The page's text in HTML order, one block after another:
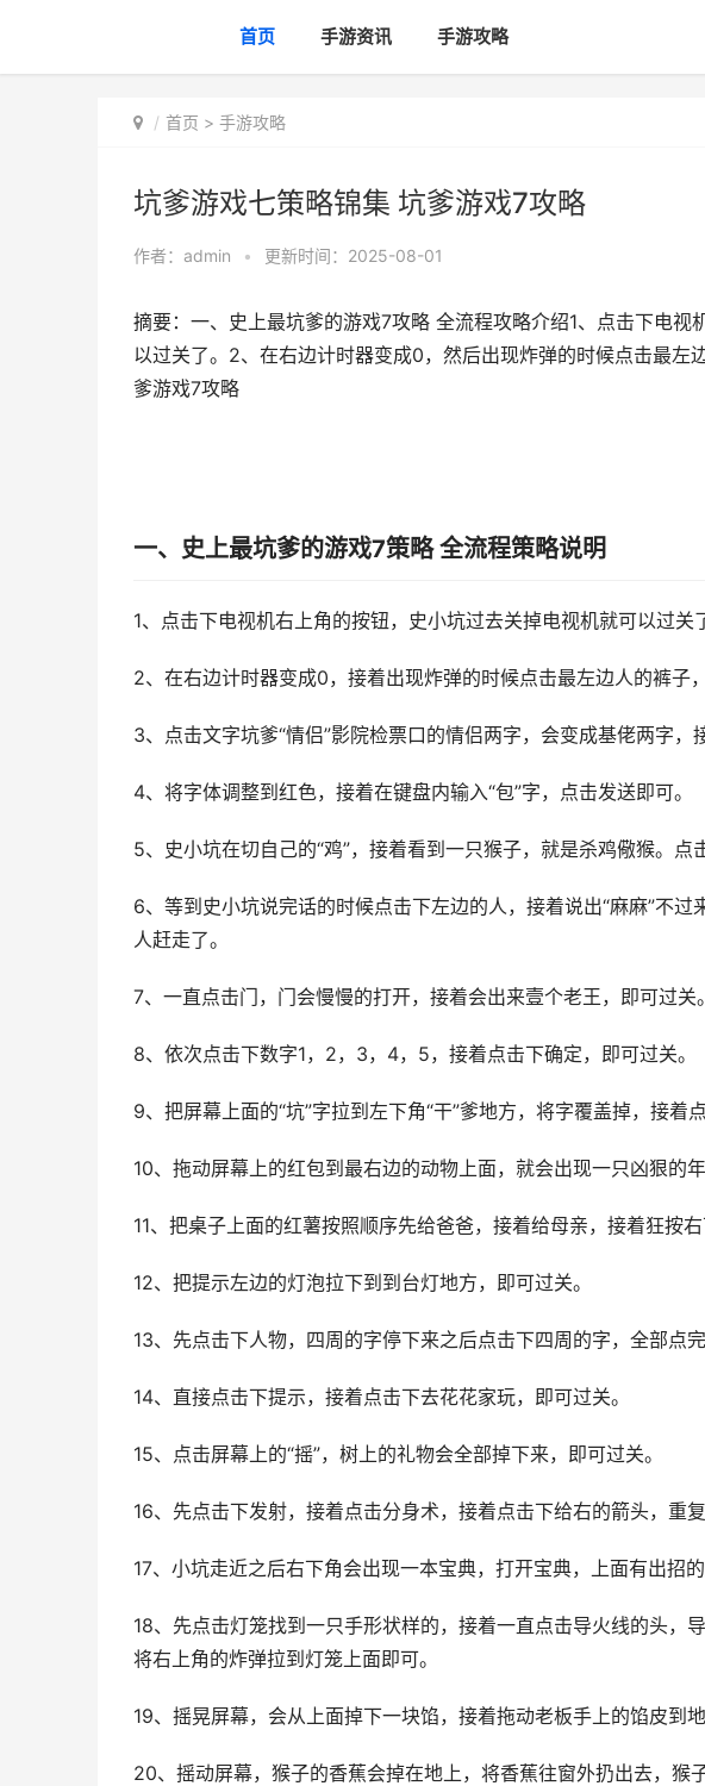
首页 手游资讯 手游攻略
首页 > 手游攻略
坑爹游戏七策略锦集 坑爹游戏7攻略
作者： admin • 更新时间：2025-08-01
摘要：一、史上最坑爹的游戏7攻略 全流程攻略介绍1、点击下电
以过关了。2、在右边计时器变成0，然后出现炸弹的时候点击最左
爹游戏7攻略
一、史上最坑爹的游戏7策略 全流程策略说明
1、点击下电视机右上角的按钮，史小坑过去关掉电视机就可以过关
2、在右边计时器变成0，接着出现炸弹的时候点击最左边人的裤子
3、点击文字坑爹“情侣”影院检票口的情侣两字，会变成基佬两字，
4、将字体调整到红色，接着在键盘内输入“包”字，点击发送即可。
5、史小坑在切自己的“鸡”，接着看到一只猴子，就是杀鸡儆猴。点
6、等到史小坑说完话的时候点击下左边的人，接着说出“麻麻”不
人赶走了。
7、一直点击门，门会慢慢的打开，接着会出来壹个老王，即可过关。
8、依次点击下数字1，2，3，4，5，接着点击下确定，即可过关。
9、把屏幕上面的“坑”字拉到左下角“干”爹地方，将字覆盖掉，接着
10、拖动屏幕上的红包到最右边的动物上面，就会出现一只凶狠的年
11、把桌子上面的红薯按照顺序先给爸爸，接着给母亲，接着狂按右
12、把提示左边的灯泡拉下到到台灯地方，即可过关。
13、先点击下人物，四周的字停下来之后点击下四周的字，全部点完
14、直接点击下提示，接着点击下去花花家玩，即可过关。
15、点击屏幕上的“摇”，树上的礼物会全部掉下来，即可过关。
16、先点击下发射，接着点击分身术，接着点击下给右的箭头，重复
17、小坑走近之后右下角会出现一本宝典，打开宝典，上面有出招
18、先点击灯笼找到一只手形状样的，接着一直点击导火线的头，
将右上角的炸弹拉到灯笼上面即可。
19、摇晃屏幕，会从上面掉下一块馅，接着拖动老板手上的馅皮到
20、摇动屏幕，猴子的香蕉会掉在地上，将香蕉往窗外扔出去，猴